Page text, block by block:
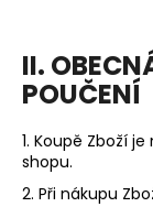
II.
POUČENÍ
1. Koupě Zboží
shopu.
2. Při nákupu